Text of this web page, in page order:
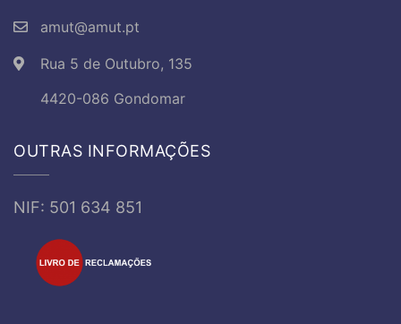
amut@amut.pt
Rua 5 de Outubro, 135
4420-086 Gondomar
OUTRAS INFORMAÇÕES
NIF: 501 634 851